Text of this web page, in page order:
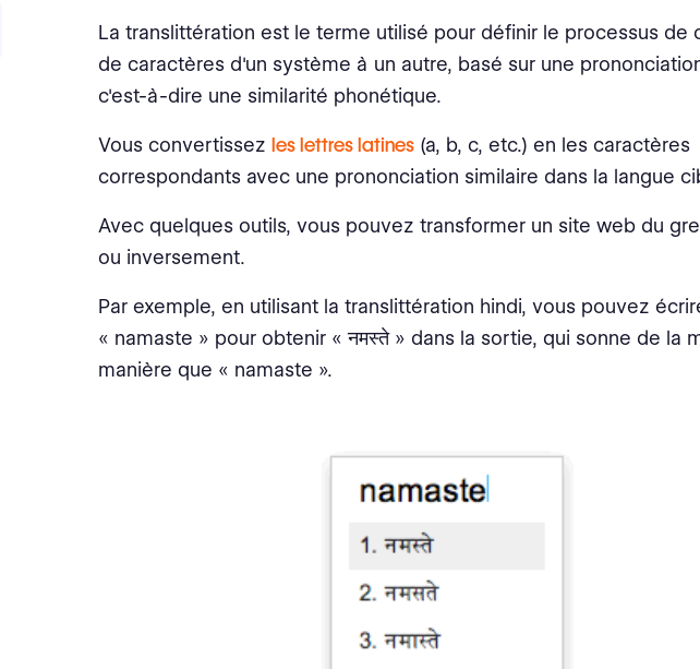
La translittération est le terme utilisé pour définir le processus de
de caractères d'un système à un autre, basé sur une
c'est-à-dire une similarité phonétique.
Vous convertissez les lettres latines (a, b, c, etc.) en les caractères
correspondants avec une prononciation similaire dans la langue
Avec quelques outils, vous pouvez transformer un site web du
ou inversement.
Par exemple, en utilisant la translittération hindi, vous pouvez
« namaste » pour obtenir « नमस्ते » dans la sortie, qui sonne de la
manière que « namaste ».